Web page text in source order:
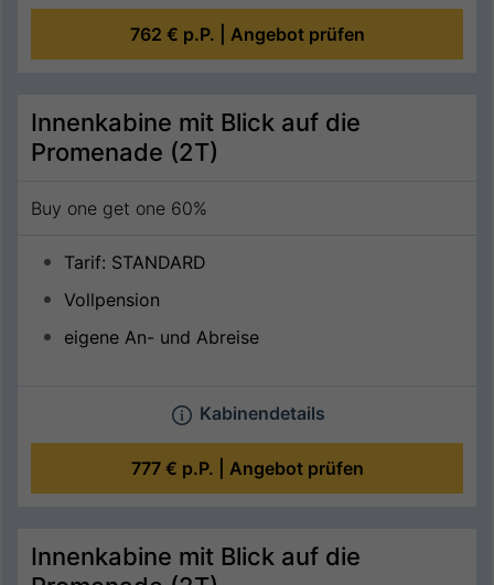
762 € p.P. | Angebot prüfen
Innenkabine mit Blick auf die
Promenade (2T)
Buy one get one 60%
Tarif: STANDARD
Vollpension
eigene An- und Abreise
Kabinendetails
777 € p.P. | Angebot prüfen
Innenkabine mit Blick auf die